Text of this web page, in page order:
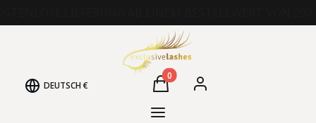
DEUTSCH€ Produkte im Warenkorb: 0.
WarenkorbEinloggen
Menü